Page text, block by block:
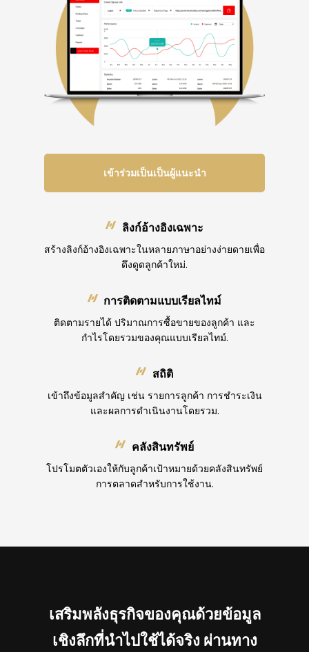
เข้าร่วมเป็นเป็นผู้แนะนำ
ลิงก์อ้างอิงเฉพาะ
สร้างลิงก์อ้างอิงเฉพาะในหลายภาษาอย่างง่ายดายเพื่อ
ดึงดูดลูกค้าใหม่.
การติดตามแบบเรียลไทม์
ติดตามรายได้ ปริมาณการซื้อขายของลูกค้า และ
กำไรโดยรวมของคุณแบบเรียลไทม์.
สถิติ
เข้าถึงข้อมูลสำคัญ เช่น รายการลูกค้า การชำระเงิน
และผลการดำเนินงานโดยรวม.
คลังสินทรัพย์
โปรโมตตัวเองให้กับลูกค้าเป้าหมายด้วยคลังสินทรัพย์
การตลาดสำหรับการใช้งาน.
เสริมพลังธุรกิจของคุณด้วยข้อมูล
เชิงลึกที่นำไปใช้ได้จริง ผ่านทาง